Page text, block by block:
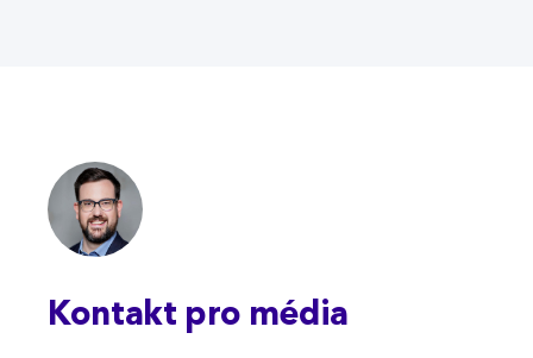
Kontakt pro média